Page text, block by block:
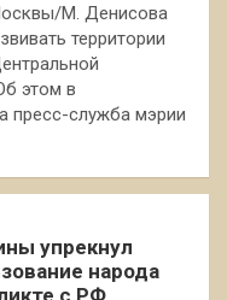
М. Денисова
территории
этом в
пресс-служба мэрии
упрекнул
народа